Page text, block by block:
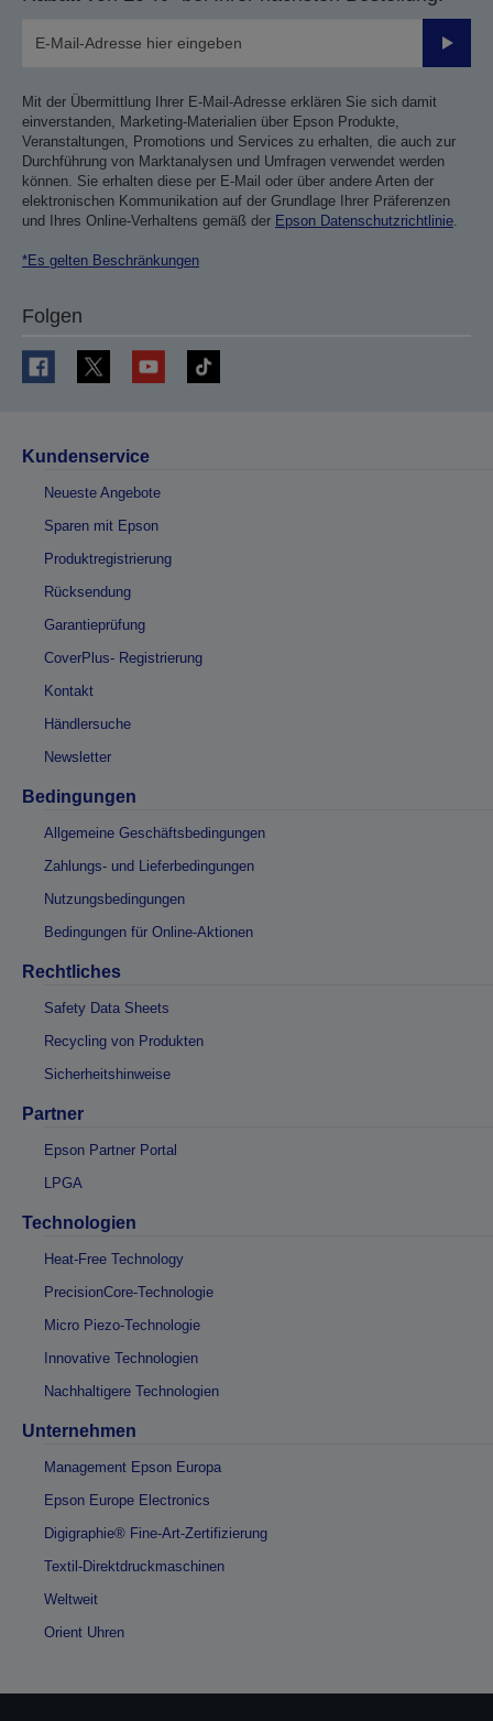
Mit der Übermittlung Ihrer E-Mail-Adresse erklären Sie sich damit
einverstanden, Marketing-Materialien über Epson Produkte,
Veranstaltungen, Promotions und Services zu erhalten, die auch zur
Durchführung von Marktanalysen und Umfragen verwendet werden
können. Sie erhalten diese per E-Mail oder über andere Arten der
elektronischen Kommunikation auf der Grundlage Ihrer Präferenzen
und Ihres Online-Verhaltens gemäß der Epson Datenschutzrichtlinie
*Es gelten Beschränkungen
Folgen
Kundenservice
Neueste Angebote
Sparen mit Epson
Produktregistrierung
Rücksendung
Garantieprüfung
CoverPlus- Registrierung
Kontakt
Händlersuche
Newsletter
Bedingungen
Allgemeine Geschäftsbedingungen
Zahlungs- und Lieferbedingungen
Nutzungsbedingungen
Bedingungen für Online-Aktionen
Rechtliches
Safety Data Sheets
Recycling von Produkten
Sicherheitshinweise
Partner
Epson Partner Portal
LPGA
Technologien
Heat-Free Technology
PrecisionCore-Technologie
Micro Piezo-Technologie
Innovative Technologien
Nachhaltigere Technologien
Unternehmen
Management Epson Europa
Epson Europe Electronics
Digigraphie® Fine-Art-Zertifizierung
Textil-Direktdruckmaschinen
Weltweit
Orient Uhren